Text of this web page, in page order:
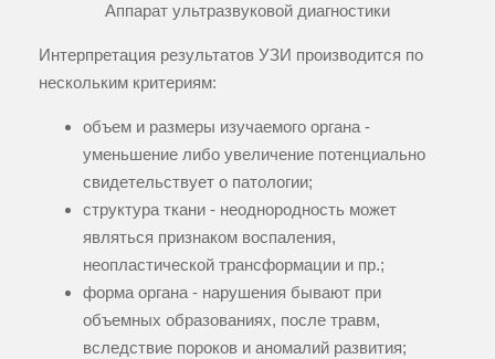
Аппарат ультразвуковой диагностики
Интерпретация результатов УЗИ производится по
нескольким критериям:
объем и размеры изучаемого органа -
уменьшение либо увеличение потенциально
свидетельствует о патологии;
структура ткани - неоднородность может
являться признаком воспаления,
неопластической трансформации и пр.;
форма органа - нарушения бывают при
объемных образованиях, после травм,
вследствие пороков и аномалий развития;